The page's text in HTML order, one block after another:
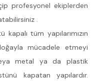
profesyonel ekiplerden
.
tüm yapılarımızın
mücadele etmeyi
metal ya da plastik
kapatan yapılardır.